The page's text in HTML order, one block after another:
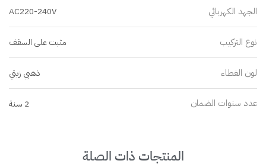
الجهد الكهربائي AC220-240V
نوع التركيب مثبت على السقف
لون الغطاء ذهبي زيتي
عدد سنوات الضمان 2 سنة
المنتجات ذات الصلة